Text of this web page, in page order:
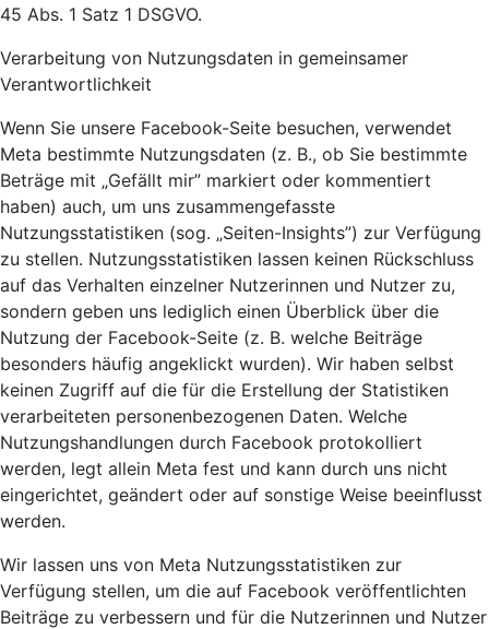
45 Abs. 1 Satz 1 DSGVO.
Verarbeitung von Nutzungsdaten in gemeinsamer
Verantwortlichkeit
Wenn Sie unsere Facebook-Seite besuchen, verwendet
Meta bestimmte Nutzungsdaten (z. B., ob Sie bestimmte
Beträge mit „Gefällt mir” markiert oder kommentiert
haben) auch, um uns zusammengefasste
Nutzungsstatistiken (sog. „Seiten-Insights”) zur Verfügung
zu stellen. Nutzungsstatistiken lassen keinen Rückschluss
auf das Verhalten einzelner Nutzerinnen und Nutzer zu,
sondern geben uns lediglich einen Überblick über die
Nutzung der Facebook-Seite (z. B. welche Beiträge
besonders häufig angeklickt wurden). Wir haben selbst
keinen Zugriff auf die für die Erstellung der Statistiken
verarbeiteten personenbezogenen Daten. Welche
Nutzungshandlungen durch Facebook protokolliert
werden, legt allein Meta fest und kann durch uns nicht
eingerichtet, geändert oder auf sonstige Weise beeinflusst
werden.
Wir lassen uns von Meta Nutzungsstatistiken zur
Verfügung stellen, um die auf Facebook veröffentlichten
Beiträge zu verbessern und für die Nutzerinnen und Nutzer